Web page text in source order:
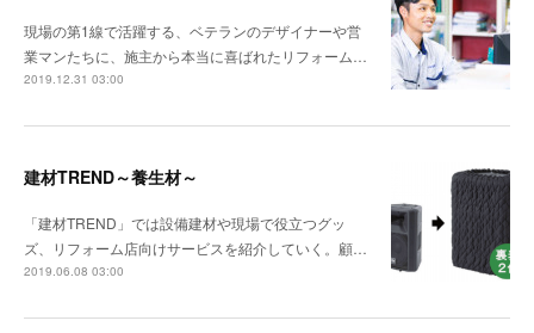
現場の第1線で活躍する、ベテランのデザイナーや営
業マンたちに、施主から本当に喜ばれたリフォーム…
2019.12.31 03:00
建材TREND～養生材～
「建材TREND」では設備建材や現場で役立つグッ
ズ、リフォーム店向けサービスを紹介していく。顧…
2019.06.08 03:00